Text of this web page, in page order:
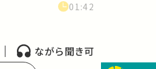
01:42
ながら聞き可